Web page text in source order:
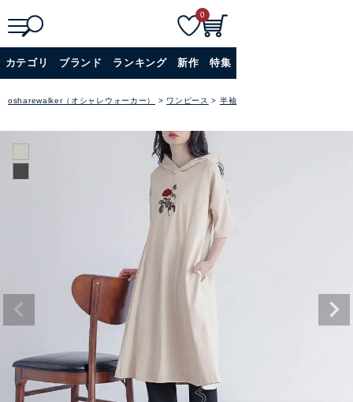
詳細検索
0
カテゴリ ブランド ランキング 新作 特集
osharewalker（オシャレウォーカー） ワンピース 半袖